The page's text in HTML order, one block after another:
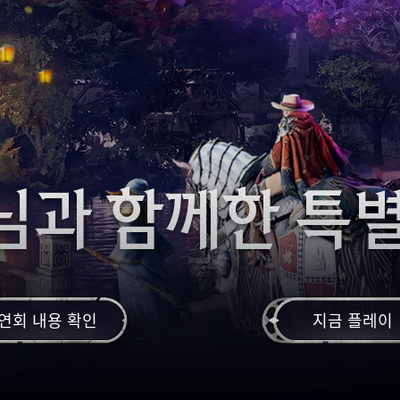
과 함께한 특
회 내용 확인 지금 플레이